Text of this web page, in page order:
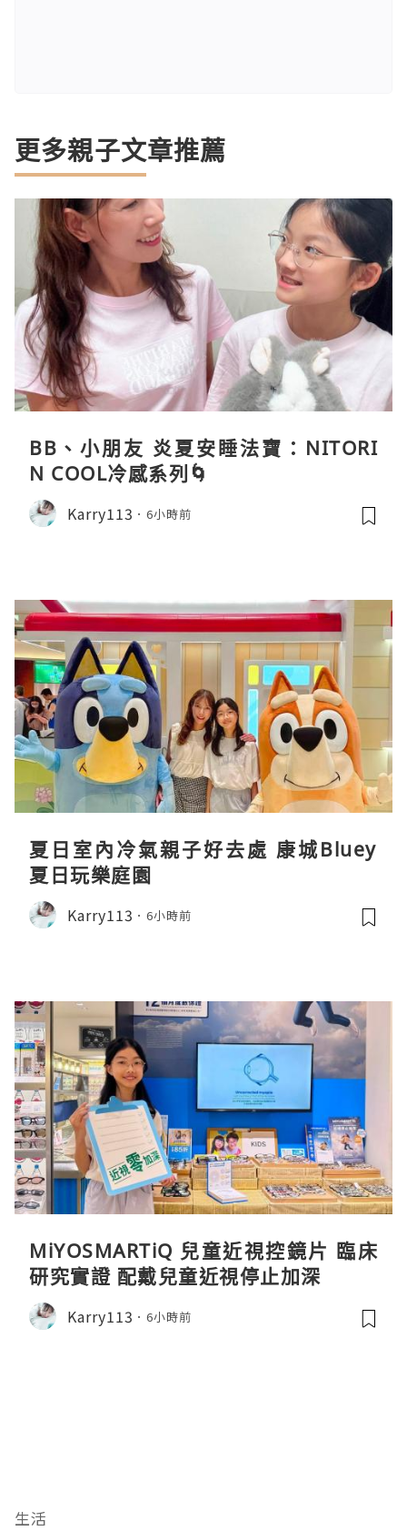
更多親子文章推薦
BB、小朋友 炎夏安睡法寶：NITORI
N COOL冷感系列🌀
Karry113 6小時前
夏日室內冷氣親子好去處 康城Bluey
夏日玩樂庭園
Karry113 6小時前
MiYOSMARTiQ 兒童近視控鏡片 臨床
研究實證 配戴兒童近視停止加深
Karry113 6小時前
生活